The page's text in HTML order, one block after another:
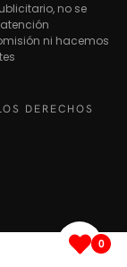
no se
ni hacemos
DERECHOS
0